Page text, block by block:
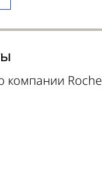
компании Roche